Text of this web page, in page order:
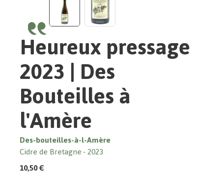
Heureux pressage
2023 | Des
Bouteilles à
l'Amère
Des-bouteilles-à-l-Amère
Cidre de Bretagne 2023
10,50 €